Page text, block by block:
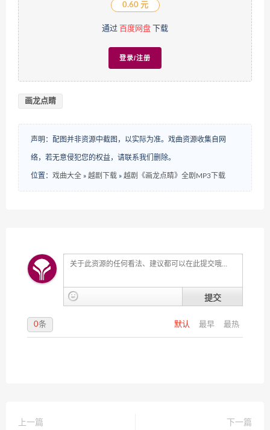
0.60 元
通过 百度网盘 下载
登录/注册
画龙点睛
声明：配图并非资源中截图，以实际为准。戏曲资源收集自网
络，若无意侵犯您的权益，请联系我们删除。
位置： 戏曲大全 » 越剧下载 » 越剧《画龙点睛》全剧MP3下载
提交
默认 最早 最热
0条
上一篇 下一篇